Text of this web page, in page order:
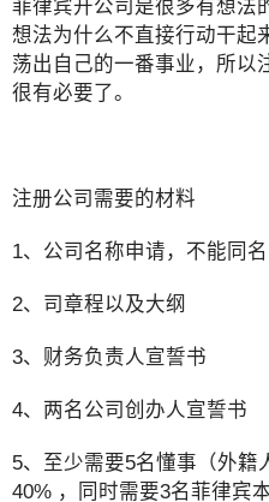
菲律宾开公司是很多有想法
想法为什么不直接行动干起
荡出自己的一番事业，所以
很有必要了。
注册公司需要的材料
1、公司名称申请，不能同名
2、司章程以及大纲
3、财务负责人宣誓书
4、两名公司创办人宣誓书
5、至少需要5名懂事（外籍
40% ，同时需要3名菲律宾